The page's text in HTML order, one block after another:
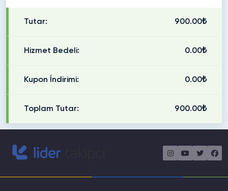
Tutar: 900.00₺
Hizmet Bedeli: 0.00₺
Kupon İndirimi: 0.00₺
Toplam Tutar: 900.00₺